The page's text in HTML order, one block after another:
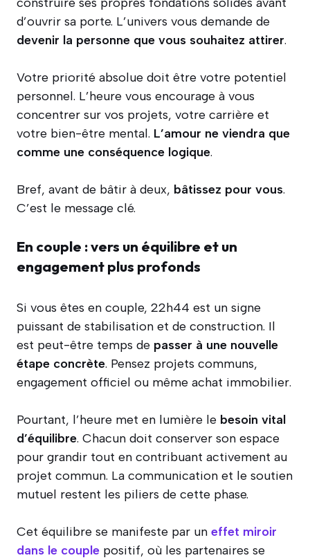
d’ouvrir sa porte. L’univers vous demande de
devenir la personne que vous souhaitez attirer.
Votre priorité absolue doit être votre potentiel
personnel. L’heure vous encourage à vous
concentrer sur vos projets, votre carrière et
votre bien-être mental. L’amour ne viendra que
comme une conséquence logique.
Bref, avant de bâtir à deux, bâtissez pour vous.
C’est le message clé.
En couple : vers un équilibre et un
engagement plus profonds
Si vous êtes en couple, 22h44 est un signe
puissant de stabilisation et de construction. Il
est peut-être temps de passer à une nouvelle
étape concrète. Pensez projets communs,
engagement officiel ou même achat immobilier.
Pourtant, l’heure met en lumière le besoin vital
d’équilibre. Chacun doit conserver son espace
pour grandir tout en contribuant activement au
projet commun. La communication et le soutien
mutuel restent les piliers de cette phase.
Cet équilibre se manifeste par un effet miroir
dans le couple positif, où les partenaires se